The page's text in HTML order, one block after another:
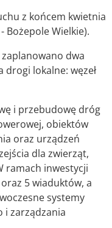
z końcem kwietnia
Bożepole Wielkie).
dwa
drogi lokalne: węzeł
i przebudowę dróg
obiektów
oraz urządzeń
dla zwierząt,
ramach inwestycji
5 wiaduktów, a
systemy
i zarządzania